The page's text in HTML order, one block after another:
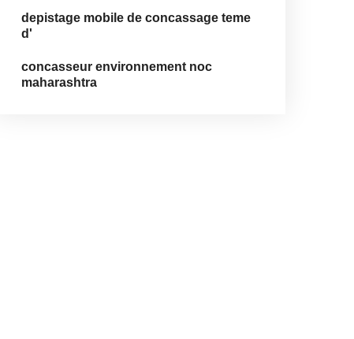
depistage mobile de concassage teme
d'
concasseur environnement noc
maharashtra